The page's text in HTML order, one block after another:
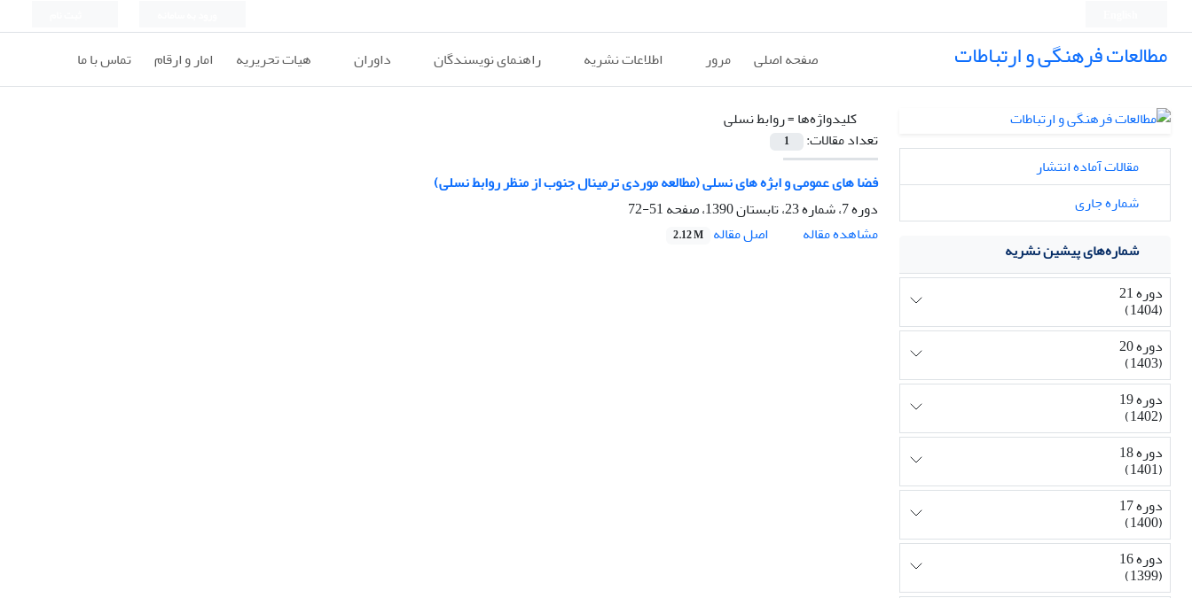
مطالعات فرهنگی و ارتباطات صفحه اصلی مرور اطلاعات نشریه راهنمای نویسندگان داوران هیات تحریریه امار و ارقام تماس با ما
کلیدواژه‌ها =روابط نسلی
تعداد مقالات:
1
فضا های عمومی و ابژه های نسلی (مطالعه موردی ترمینال جنوب از منظر روابط نسلی)
دوره 7، شماره 23، تابستان 1390، صفحه
51-72
مشاهده مقاله
اصل مقاله 2.12 M
مقالات آماده انتشار
شماره جاری
شماره‌های پیشین نشریه
دوره 21
(1404)
دوره 20
(1403)
دوره 19
(1402)
دوره 18
(1401)
دوره 17
(1400)
دوره 16
(1399)